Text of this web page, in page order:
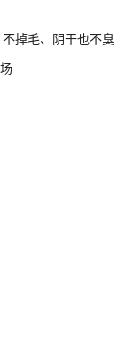
掉毛、阴干也不臭